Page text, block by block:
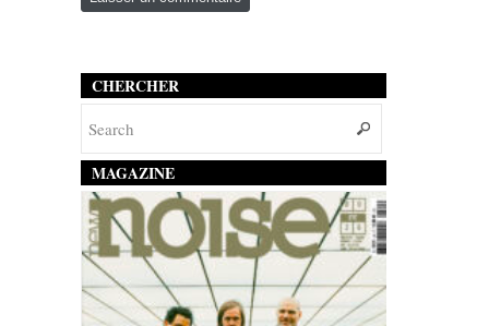
CHERCHER
MAGAZINE